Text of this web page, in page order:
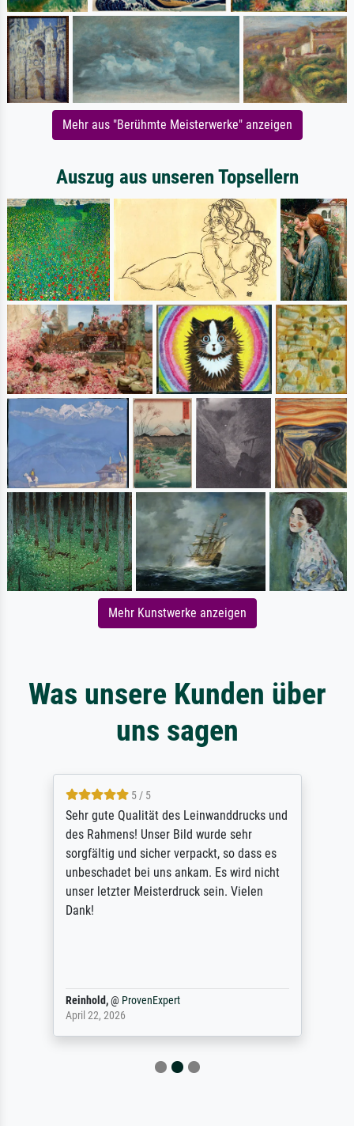
Mehr aus "Berühmte Meisterwerke" anzeigen
Auszug aus unseren Topsellern
Mehr Kunstwerke anzeigen
Was unsere Kunden über
uns sagen
5 / 5
Sehr gute Qualität des Leinwanddrucks und
des Rahmens! Unser Bild wurde sehr
sorgfältig und sicher verpackt, so dass es
unbeschadet bei uns ankam. Es wird nicht
unser letzter Meisterdruck sein. Vielen
Dank!
Reinhold,@ ProvenExpert
April 22, 2026